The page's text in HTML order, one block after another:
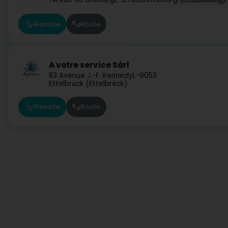
Website Route
A votre service Sàrl
83 Avenue J.-F. KennedyL-9053
Ettelbruck (Ettelbréck)
Website Route